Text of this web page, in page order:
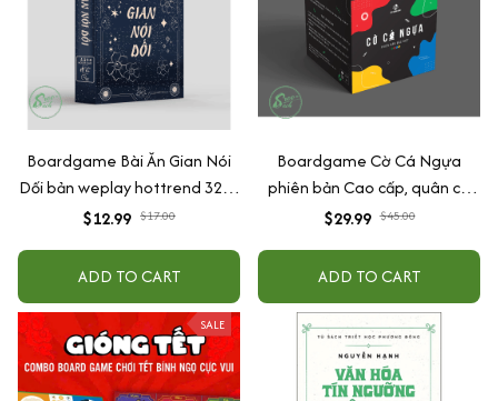
Boardgame Bài Ăn Gian Nói
Dối bản weplay hottrend 32 lá
giấy cứng
$12.99 $17.00
ADD TO CART
Boardgame Cờ Cá Ngựa
phiên bản Cao cấp, quân cờ
ngựa đẹp, bàn chơi và hộp
$29.99 $45.00
ADD TO CART
SALE